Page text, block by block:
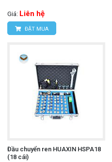
Giá: Liên hệ
ĐẶT MUA
Đầu chuyển ren HUAXIN HSPA18
(18 cái)